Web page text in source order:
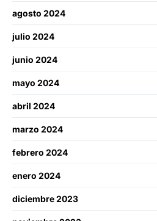
agosto 2024
julio 2024
junio 2024
mayo 2024
abril 2024
marzo 2024
febrero 2024
enero 2024
diciembre 2023